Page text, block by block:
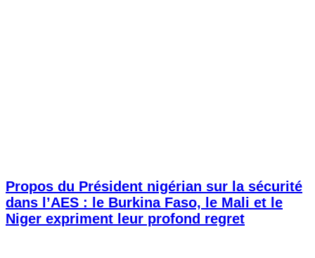
Propos du Président nigérian sur la sécurité
dans l’AES : le Burkina Faso, le Mali et le
Niger expriment leur profond regret